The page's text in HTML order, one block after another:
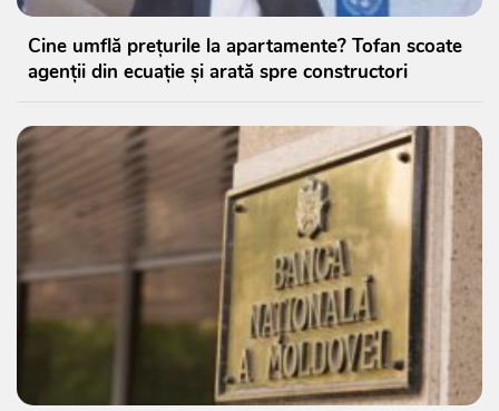
Cine umflă prețurile la apartamente? Tofan scoate
agenții din ecuație și arată spre constructori